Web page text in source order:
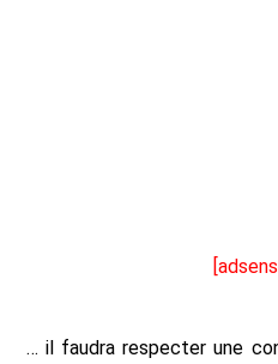
… il faudra respecter une